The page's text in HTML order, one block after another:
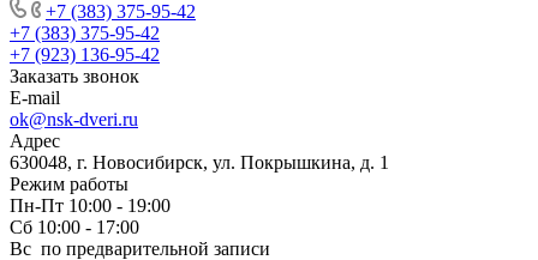
+7 (383) 375-95-42
+7 (383) 375-95-42
+7 (923) 136-95-42
Заказать звонок
E-mail
ok@nsk-dveri.ru
Адрес
630048, г. Новосибирск, ул. Покрышкина, д. 1
Режим работы
Пн-Пт 10:00 - 19:00
Сб 10:00 - 17:00
Вс по предварительной записи